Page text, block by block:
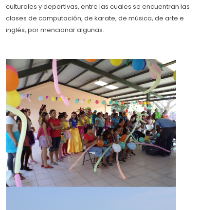
culturales y deportivas, entre las cuales se encuentran las
clases de computación, de karate, de música, de arte e
inglés, por mencionar algunas.